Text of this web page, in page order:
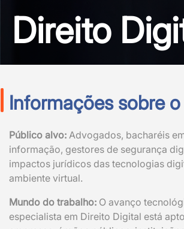
Direito
Informações sobre
Público alvo: Advogados, bacharéis
informação, gestores de segurança
impactos jurídicos das tecnologias
ambiente virtual.
Mundo do trabalho: O avanço
especialista em Direito Digital está